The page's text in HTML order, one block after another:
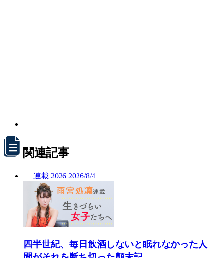
関連記事
連載 2026 2026/8/4
四半世紀、毎日飲酒しないと眠れなかった人